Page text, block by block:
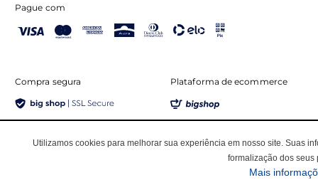
Pague com
Compra segura Plataforma de ecommerce
Utilizamos cookies para melhorar sua experiência em nosso site. Suas
formalização dos seus
Mais